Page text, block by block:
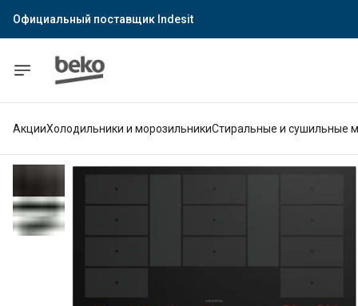
Официальный поставщик Indesit
Гарантия официального магазина
АкцииХолодильники и морозильникиСтиральные и сушильные